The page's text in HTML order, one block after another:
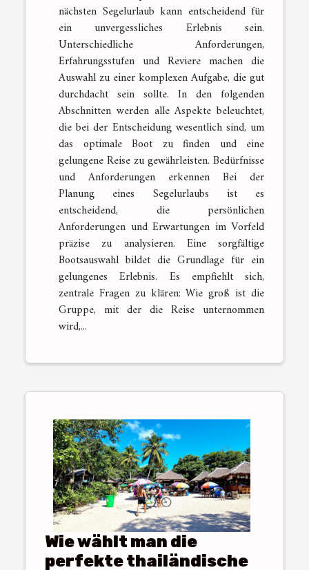
nächsten Segelurlaub kann entscheidend für
ein unvergessliches Erlebnis sein.
Unterschiedliche Anforderungen,
Erfahrungsstufen und Reviere machen die
Auswahl zu einer komplexen Aufgabe, die gut
durchdacht sein sollte. In den folgenden
Abschnitten werden alle Aspekte beleuchtet,
die bei der Entscheidung wesentlich sind, um
das optimale Boot zu finden und eine
gelungene Reise zu gewährleisten. Bedürfnisse
und Anforderungen erkennen Bei der
Planung eines Segelurlaubs ist es
entscheidend, die persönlichen
Anforderungen und Erwartungen im Vorfeld
präzise zu analysieren. Eine sorgfältige
Bootsauswahl bildet die Grundlage für ein
gelungenes Erlebnis. Es empfiehlt sich,
zentrale Fragen zu klären: Wie groß ist die
Gruppe, mit der die Reise unternommen
wird,...
Wie wählt man die
perfekte thailändische